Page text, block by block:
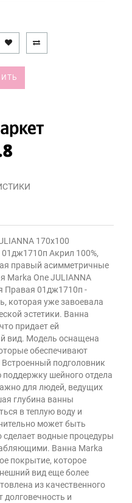
170х100
Акрил 100%,
правый асимметричные
Marka One JULIANNA
Правая 01дж1710п -
которая уже завоевала
эстетики. Ванна
придает ей
вид. Модель оснащена
обеспечивают
подголовник
поддержку шейного отдела
для людей, ведущих
глубина ванны
в теплую воду и
может быть
водные процедуры
Ванна Marka
покрытие, которое
вид еще более
из качественного
долговечность и